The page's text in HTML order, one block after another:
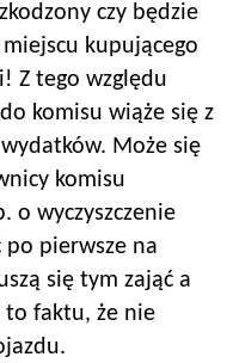
czy będzie
miejscu kupującego
Z tego względu
komisu wiąże się z
Może się
komisu
o wyczyszczenie
pierwsze na
się tym zająć a
to faktu, że nie